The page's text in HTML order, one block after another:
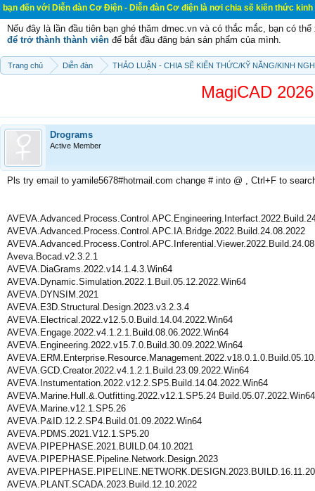
Diễn đàn Cơ Điện - Diễn đàn Cơ điện là nơi chia sẽ kiến thức kinh nghiệm
Nếu đây là lần đầu tiên bạn ghé thăm dmec.vn và có thắc mắc, bạn có
để trở thành thành viên để bắt đầu đăng bán sản phẩm của mình.
Trang chủ Diễn đàn THẢO LUẬN - CHIA SẼ KIẾN THỨC/KỸ NĂNG/KINH
MagiCAD
Drograms
Active Member
Pls try email to yamile5678#hotmail.com change # into @ , Ctrl+F to
AVEVA.Advanced.Process.Control.APC.IA.Bridge.2022.Build.24.08.2022
Aveva.Bocad.v2.3.2.1
AVEVA.DiaGrams.2022.v14.1.4.3.Win64
AVEVA.Dynamic.Simulation.2022.1.Buil.05.12.2022.Win64
AVEVA.DYNSIM.2021
AVEVA.E3D.Structural.Design.2023.v3.2.3.4
AVEVA.Electrical.2022.v12.5.0.Build.14.04.2022.Win64
AVEVA.Engage.2022.v4.1.2.1.Build.08.06.2022.Win64
AVEVA.Engineering.2022.v15.7.0.Build.30.09.2022.Win64
AVEVA.GCD.Creator.2022.v4.1.2.1.Build.23.09.2022.Win64
AVEVA.Instumentation.2022.v12.2.SP5.Build.14.04.2022.Win64
AVEVA.Marine.Hull.&.Outfitting.2022.v12.1.SP5.24 Build.05.07.2022.Win64
AVEVA.Marine.v12.1.SP5.26
AVEVA.P&ID.12.2.SP4.Build.01.09.2022.Win64
AVEVA.PDMS.2021.V12.1.SP5.20
AVEVA.PIPEPHASE.2021.BUILD.04.10.2021
AVEVA.PIPEPHASE.Pipeline.Network.Design.2023
AVEVA.PLANT.SCADA.2023.Build.12.10.2022